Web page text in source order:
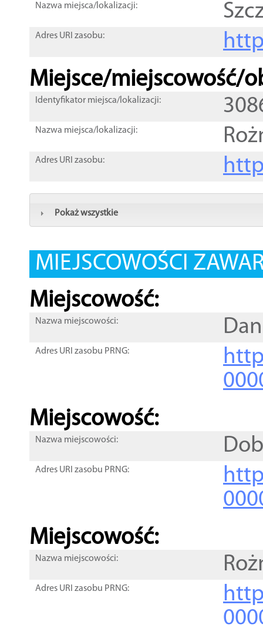
Nazwa miejsca/lokalizacji:
Adres URI zasobu:
Miejsce/miejscowość/
Identyfikator miejsca/lokalizacji:
Nazwa miejsca/lokalizacji:
Adres URI zasobu:
Pokaż wszystkie
MIEJSCOWOŚCI
Miejscowość:
Nazwa miejscowości:
Adres URI zasobu PRNG:
Miejscowość:
Nazwa miejscowości:
Adres URI zasobu PRNG:
Miejscowość:
Nazwa miejscowości:
Adres URI zasobu PRNG: